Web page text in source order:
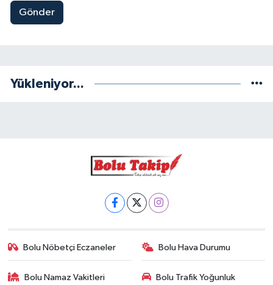
Gönder
Yükleniyor...
Bolu Nöbetçi Eczaneler Bolu Hava Durumu
Bolu Namaz Vakitleri
Bolu Trafik Yoğunluk